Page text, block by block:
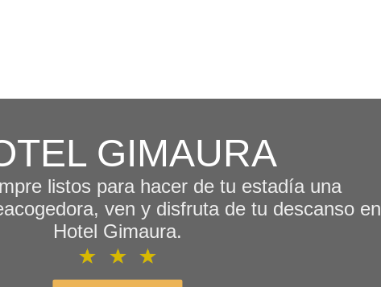
GIMAURA
listos para hacer de tu estadía una
ven y disfruta de tu descanso en
Hotel Gimaura.